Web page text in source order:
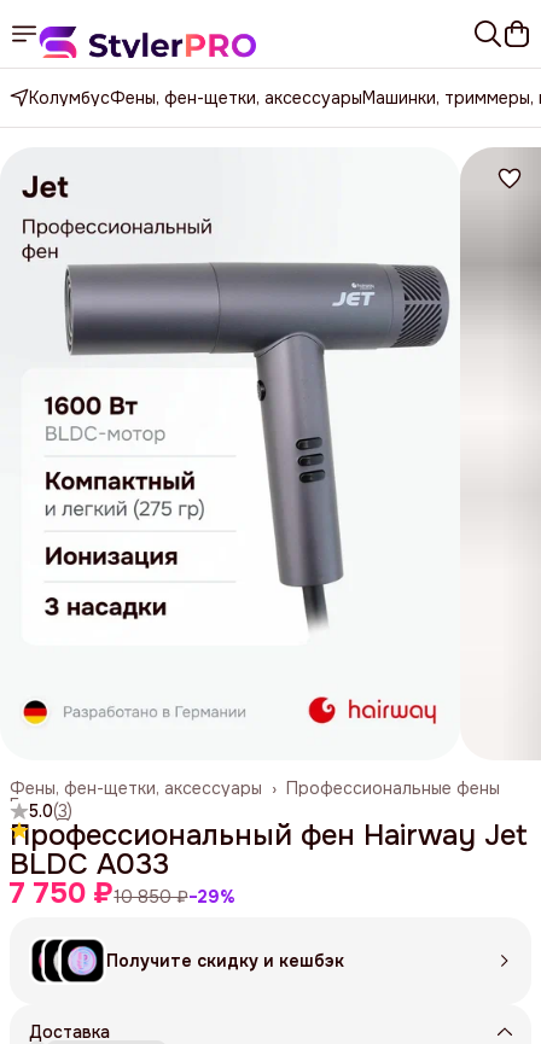
КолумбусФены, фен-щетки, аксессуарыМашинки, триммеры,
Профессиональные фены
Фены, фен-щетки, аксессуары ›
Главная
5.0(3)
Профессиональный фен Hairway Jet
BLDC A033
7 750 ₽10 850 ₽−29%
Получите скидку и кешбэк
Доставка